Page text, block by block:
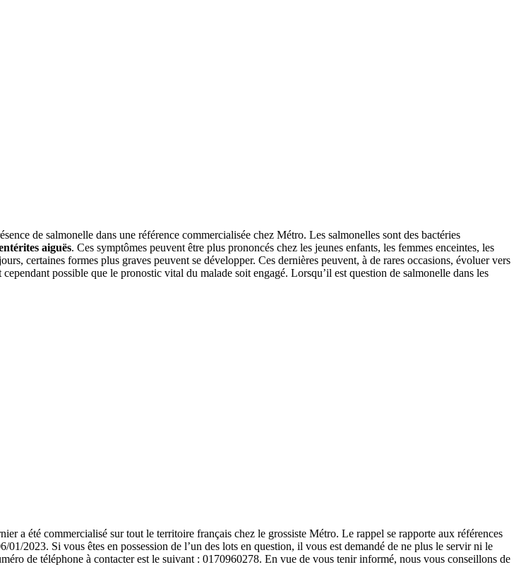
de salmonelle dans une référence commercialisée chez Métro. Les salmonelles sont des bactéries
aiguës. Ces symptômes peuvent être plus prononcés chez les jeunes enfants, les femmes enceintes, les
certaines formes plus graves peuvent se développer. Ces dernières peuvent, à de rares occasions, évoluer vers
possible que le pronostic vital du malade soit engagé. Lorsqu’il est question de salmonelle dans les
a été commercialisé sur tout le territoire français chez le grossiste Métro. Le rappel se rapporte aux références
2023. Si vous êtes en possession de l’un des lots en question, il vous est demandé de ne plus le servir ni le
de téléphone à contacter est le suivant : 0170960278. En vue de vous tenir informé, nous vous conseillons de